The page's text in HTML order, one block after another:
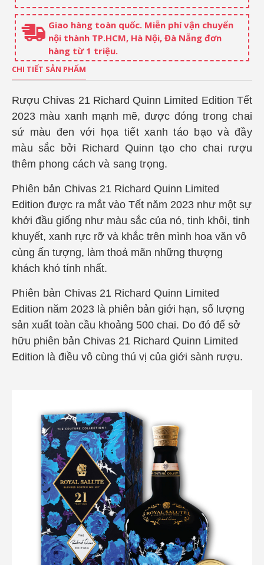
Giao hàng toàn quốc. Miễn phí vận chuyển
nội thành TP.HCM, Hà Nội, Đà Nẵng đơn
hàng từ 1 triệu.
CHI TIẾT SẢN PHẨM
Rượu Chivas 21 Richard Quinn Limited Edition Tết
2023 màu xanh mạnh mẽ, được đóng trong chai
sứ màu đen với họa tiết xanh táo bạo và đầy
màu sắc bởi Richard Quinn tạo cho chai rượu
thêm phong cách và sang trọng.
Phiên bản Chivas 21 Richard Quinn Limited
Edition được ra mắt vào Tết năm 2023 như một sự
khởi đầu giống như màu sắc của nó, tinh khôi, tinh
khuyết, xanh rực rỡ và khắc trên mình hoa văn vô
cùng ấn tượng, làm thoả mãn những thượng
khách khó tính nhất.
Phiên bản Chivas 21 Richard Quinn Limited
Edition năm 2023 là phiên bản giới hạn, số lượng
sản xuất toàn cầu khoảng 500 chai. Do đó để sở
hữu phiên bản Chivas 21 Richard Quinn Limited
Edition là điều vô cùng thú vị của giới sành rượu.